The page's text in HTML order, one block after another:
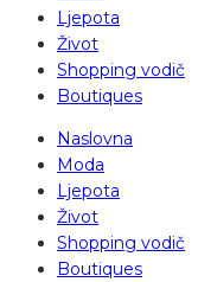
Ljepota
Život
Shopping vodič
Boutiques
Naslovna
Moda
Ljepota
Život
Shopping vodič
Boutiques